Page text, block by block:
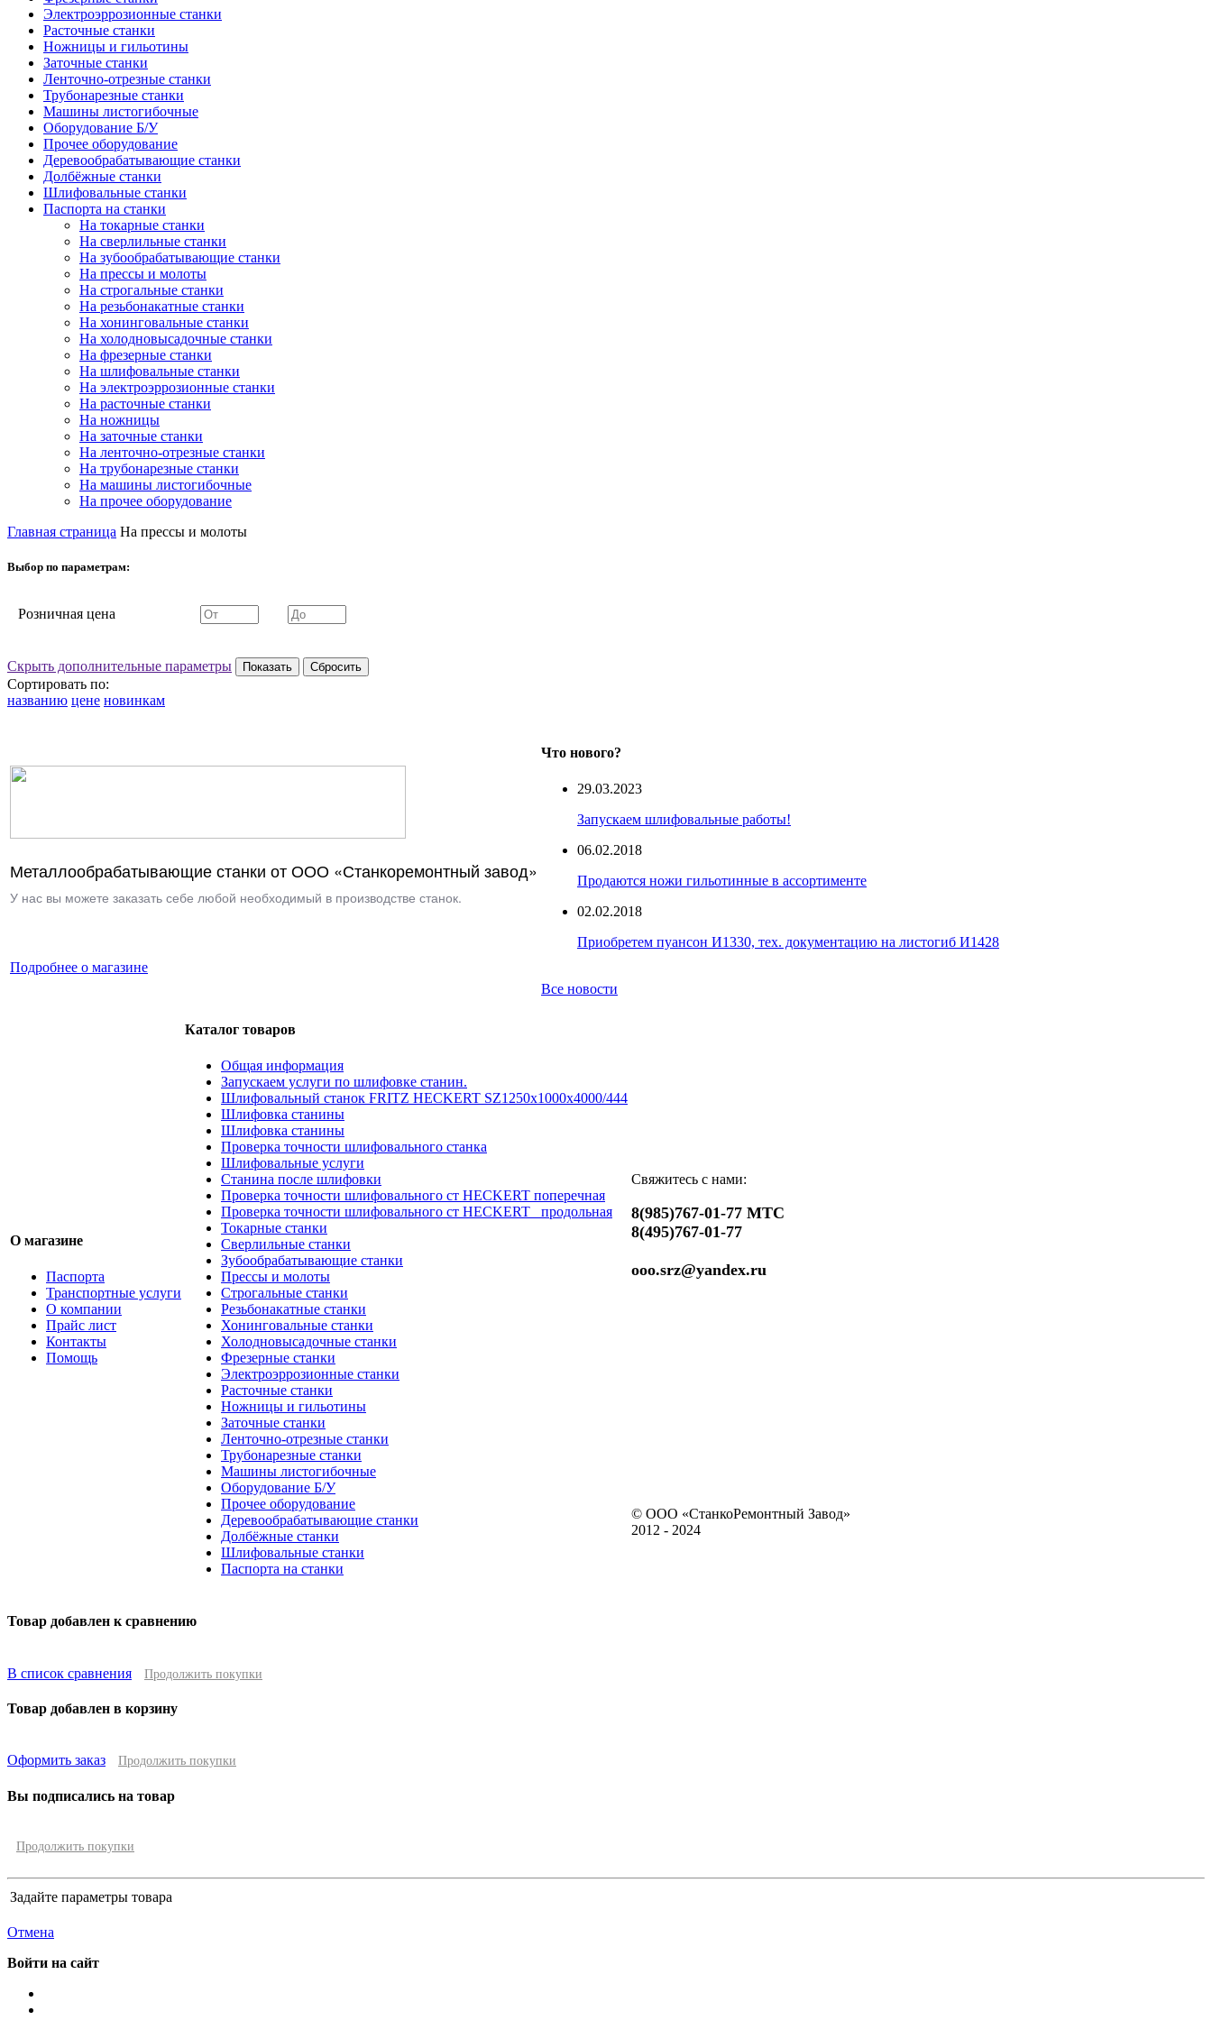
Электроэррозионные станки
Расточные станки
Ножницы и гильотины
Заточные станки
Ленточно-отрезные станки
Трубонарезные станки
Машины листогибочные
Оборудование Б/У
Прочее оборудование
Деревообрабатывающие станки
Долбёжные станки
Шлифовальные станки
Паспорта на станки
На токарные станки
На сверлильные станки
На зубообрабатывающие станки
На прессы и молоты
На строгальные станки
На резьбонакатные станки
На хонинговальные станки
На холодновысадочные станки
На фрезерные станки
На шлифовальные станки
На электроэррозионные станки
На расточные станки
На ножницы
На заточные станки
На ленточно-отрезные станки
На трубонарезные станки
На машины листогибочные
На прочее оборудование
Главная страница На прессы и молоты
Выбор по параметрам:
Розничная цена
Скрыть дополнительные параметры
Сортировать по:
названию цене новинкам
Металлообрабатывающие станки от ООО «Станкоремонтный завод»
У нас вы можете заказать себе любой необходимый в производстве станок.
Подробнее о магазине
Что нового?
29.03.2023
Запускаем шлифовальные работы!
06.02.2018
Продаются ножи гильотинные в ассортименте
02.02.2018
Приобретем пуансон И1330, тех. документацию на листогиб И1428
Все новости
О магазине
Паспорта
Транспортные услуги
О компании
Прайс лист
Контакты
Помощь
Каталог товаров
Общая информация
Запускаем услуги по шлифовке станин.
Шлифовальный станок FRITZ HECKERT SZ1250x1000x4000/444
Шлифовка станины
Шлифовка станины
Проверка точности шлифовального станка
Шлифовальные услуги
Станина после шлифовки
Проверка точности шлифовального ст HECKERT поперечная
Проверка точности шлифовального ст HECKERT _продольная
Токарные станки
Сверлильные станки
Зубообрабатывающие станки
Прессы и молоты
Строгальные станки
Резьбонакатные станки
Хонинговальные станки
Холодновысадочные станки
Фрезерные станки
Электроэррозионные станки
Расточные станки
Ножницы и гильотины
Заточные станки
Ленточно-отрезные станки
Трубонарезные станки
Машины листогибочные
Оборудование Б/У
Прочее оборудование
Деревообрабатывающие станки
Долбёжные станки
Шлифовальные станки
Паспорта на станки
Свяжитесь с нами:
8(985)767-01-77 МТС
8(495)767-01-77
ooo.srz@yandex.ru
© ООО «СтанкоРемонтный Завод»
2012 - 2024
Товар добавлен к сравнению
В список сравнения Продолжить покупки
Товар добавлен в корзину
Оформить заказ Продолжить покупки
Вы подписались на товар
Продолжить покупки
Задайте параметры товара
Отмена
Войти на сайт